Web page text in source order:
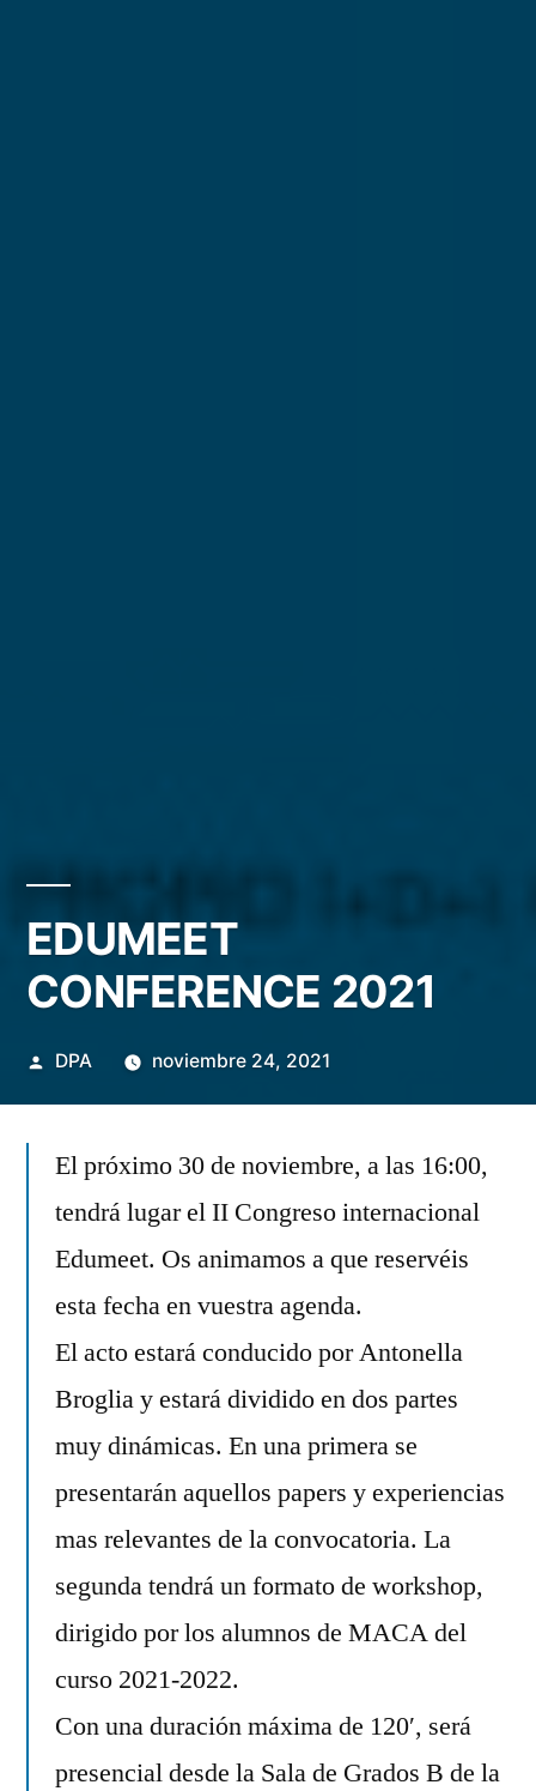
EDUMEET
CONFERENCE 2021
Publicado
DPA noviembre 24, 2021
El próximo 30 de noviembre, a las 16:00,
tendrá lugar el II Congreso internacional
Edumeet. Os animamos a que reservéis
esta fecha en vuestra agenda.
El acto estará conducido por Antonella
Broglia y estará dividido en dos partes
muy dinámicas. En una primera se
presentarán aquellos papers y experiencias
mas relevantes de la convocatoria. La
segunda tendrá un formato de workshop,
dirigido por los alumnos de MACA del
curso 2021-2022.
Con una duración máxima de 120′, será
presencial desde la Sala de Grados B de la